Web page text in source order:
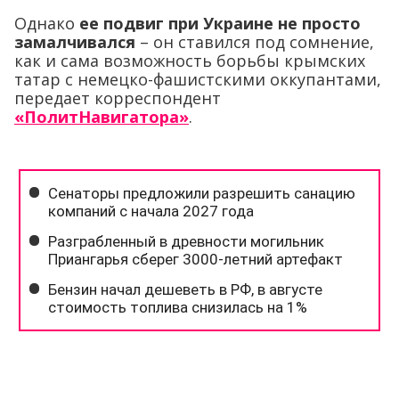
Однако ее подвиг при Украине не просто
замалчивался – он ставился под сомнение,
как и сама возможность борьбы крымских
татар с немецко-фашистскими оккупантами,
передает корреспондент
«ПолитНавигатора».